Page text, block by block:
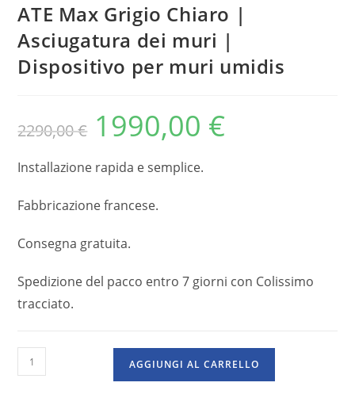
ATE Max Grigio Chiaro |
Asciugatura dei muri |
Dispositivo per muri umidis
2290,00€ 1990,00 €
Installazione rapida e semplice.
Fabbricazione francese.
Consegna gratuita.
Spedizione del pacco entro 7 giorni con Colissimo
tracciato.
AGGIUNGI AL CARRELLO